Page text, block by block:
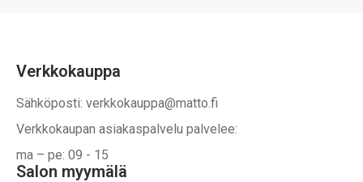
Verkkokauppa
Sähköposti: verkkokauppa@matto.fi
Verkkokaupan asiakaspalvelu palvelee:
ma – pe: 09 - 15
Salon myymälä